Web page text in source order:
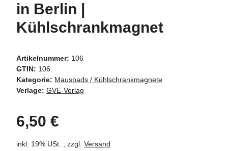
in Berlin |
Kühlschrankmagnet
Artikelnummer: 106
GTIN: 106
Kategorie: Mauspads / Kühlschrankmagnete
Verlage: GVE-Verlag
6,50 €
inkl. 19% USt. , zzgl. Versand